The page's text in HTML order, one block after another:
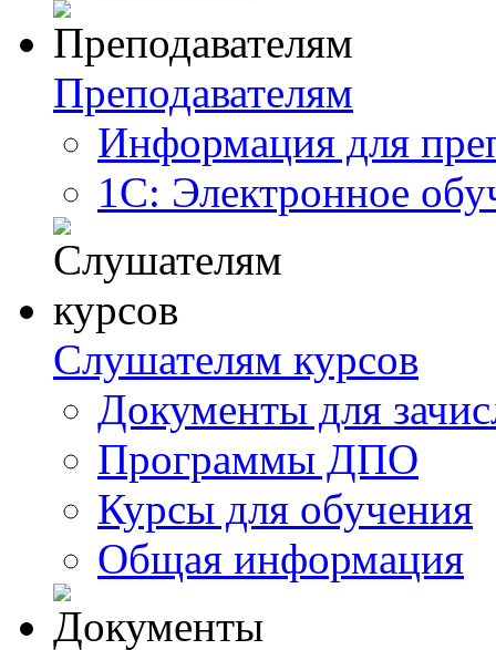
Преподавателям
Информация для
1С: Электронное
Слушателям курсов
Документы для
Программы ДПО
Курсы для обучения
Общая информация